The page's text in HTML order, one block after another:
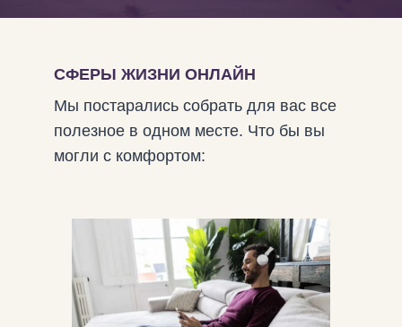
СФЕРЫ ЖИЗНИ ОНЛАЙН
Мы постарались собрать для вас все
полезное в одном месте. Что бы вы
могли с комфортом: